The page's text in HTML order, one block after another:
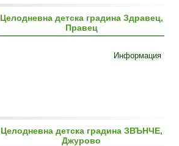
Целодневна детска градина Здравец,
Правец
Информация
Целодневна детска градина ЗВЪНЧЕ,
Джурово